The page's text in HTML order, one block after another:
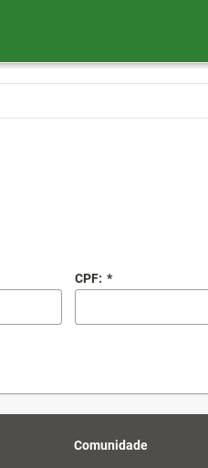
CPF: *
Comunidade